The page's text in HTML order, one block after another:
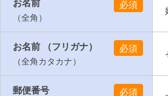
お名前
（全角）
お名前 （フリガナ）
（全角カタカナ）
郵便番号